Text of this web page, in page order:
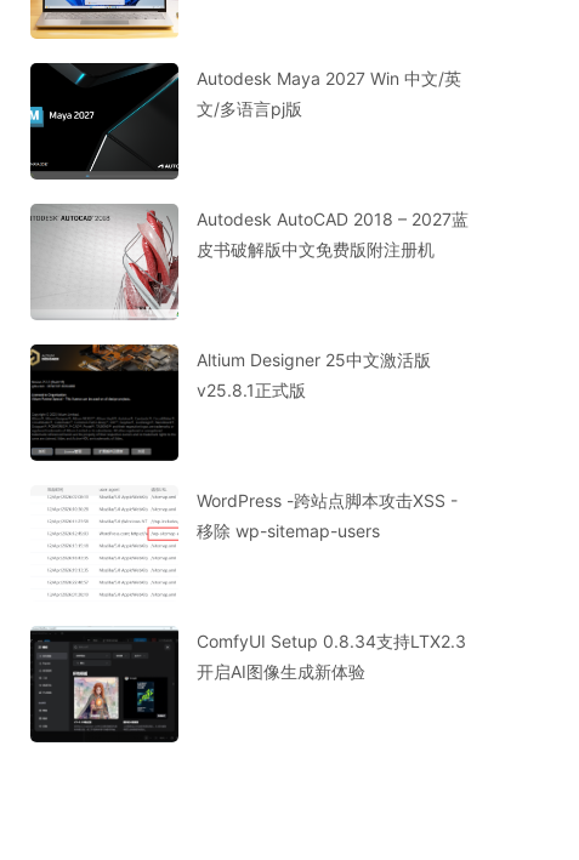
) ? false : $provider; }, 10 , );
Autodesk Maya 2027 Win 中文/英
文/多语言pj版
Autodesk AutoCAD 2018 – 2027蓝
皮书破解版中文免费版附注册机
Altium Designer 25中文激活版
v25.8.1正式版
WordPress -跨站点脚本攻击XSS -
移除 wp-sitemap-users
ComfyUI Setup 0.8.34支持LTX2.3
开启AI图像生成新体验